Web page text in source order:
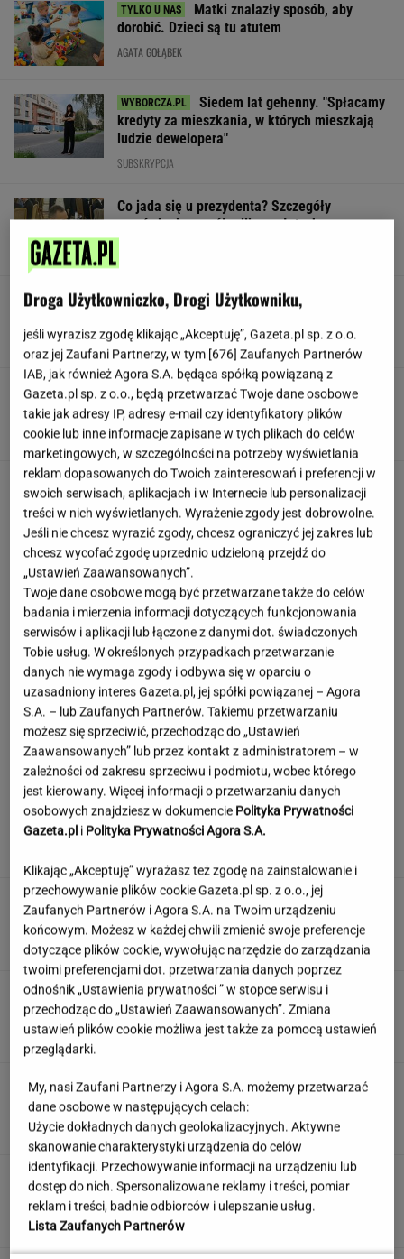
Matki znalazły sposób, aby
dorobić. Dzieci są tu atutem
AGATA GOŁĄBEK
Siedem lat gehenny. "Spłacamy
kredyty za mieszkania, w których mieszkają
ludzie dewelopera"
SUBSKRYPCJA
Co jada się u prezydenta? Szczegóły
zamówienia za pół miliona złotych
Nowe zdjęcie Johna Goodmana trafiło do
sieci. Aktor schudł 90 kg
Gawryluk reaguje na krytykę po debacie u
Nawrockiego. Co na to Polsat?
To najdłuższe jezioro w Polsce. Ma aż 16 wysp
Kulinarny quiz logiczny. Dopasujesz składnik
do potrawy?
"Mam nadzieję, że zrobią trzecią część". Po 20
latach wywołał burzę
Jeden wakacyjny nawyk może mieć
nieprzyjemne konsekwencje. Też tak robisz?
MATERIAŁ PROMOCYJNY
Uruchomili "Tindera dla
medyków". Szybko zgłosili się też adwokaci
SUBSKRYPCJA
Droga Użytkowniczko, Drogi Użytkowniku,
jeśli wyrazisz zgodę klikając „Akceptuję”, Gazeta.pl sp. z o.o.
oraz jej Zaufani Partnerzy, w tym [676] Zaufanych Partnerów
IAB, jak również Agora S.A. będąca spółką powiązaną z
Gazeta.pl sp. z o.o., będą przetwarzać Twoje dane osobowe
takie jak adresy IP, adresy e-mail czy identyfikatory plików
cookie lub inne informacje zapisane w tych plikach do celów
marketingowych, w szczególności na potrzeby wyświetlania
reklam dopasowanych do Twoich zainteresowań i preferencji w
swoich serwisach, aplikacjach i w Internecie lub personalizacji
treści w nich wyświetlanych. Wyrażenie zgody jest dobrowolne.
Jeśli nie chcesz wyrazić zgody, chcesz ograniczyć jej zakres lub
chcesz wycofać zgodę uprzednio udzieloną przejdź do
„Ustawień Zaawansowanych”.
Twoje dane osobowe mogą być przetwarzane także do celów
badania i mierzenia informacji dotyczących funkcjonowania
serwisów i aplikacji lub łączone z danymi dot. świadczonych
Tobie usług. W określonych przypadkach przetwarzanie
danych nie wymaga zgody i odbywa się w oparciu o
uzasadniony interes Gazeta.pl, jej spółki powiązanej – Agora
S.A. – lub Zaufanych Partnerów. Takiemu przetwarzaniu
możesz się sprzeciwić, przechodząc do „Ustawień
Zaawansowanych” lub przez kontakt z administratorem – w
zależności od zakresu sprzeciwu i podmiotu, wobec którego
jest kierowany. Więcej informacji o przetwarzaniu danych
osobowych znajdziesz w dokumencie Polityka Prywatności
Gazeta.pl i Polityka Prywatności Agora S.A.
Klikając „Akceptuję” wyrażasz też zgodę na zainstalowanie i
przechowywanie plików cookie Gazeta.pl sp. z o.o., jej
Zaufanych Partnerów i Agora S.A. na Twoim urządzeniu
końcowym. Możesz w każdej chwili zmienić swoje preferencje
dotyczące plików cookie, wywołując narzędzie do zarządzania
twoimi preferencjami dot. przetwarzania danych poprzez
odnośnik „Ustawienia prywatności ” w stopce serwisu i
przechodząc do „Ustawień Zaawansowanych”. Zmiana
ustawień plików cookie możliwa jest także za pomocą ustawień
przeglądarki.
My, nasi Zaufani Partnerzy i Agora S.A. możemy przetwarzać
dane osobowe w następujących celach:
Użycie dokładnych danych geolokalizacyjnych. Aktywne
skanowanie charakterystyki urządzenia do celów
identyfikacji. Przechowywanie informacji na urządzeniu lub
dostęp do nich. Spersonalizowane reklamy i treści, pomiar
reklam i treści, badnie odbiorców i ulepszanie usług.
Lista Zaufanych Partnerów